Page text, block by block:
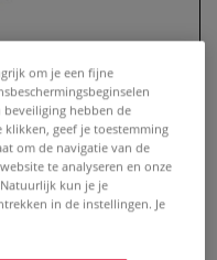
om je een fijne
beveiliging hebben de
geef je toestemming
om de navigatie van de
te analyseren en onze
kun je je
in de instellingen. Je